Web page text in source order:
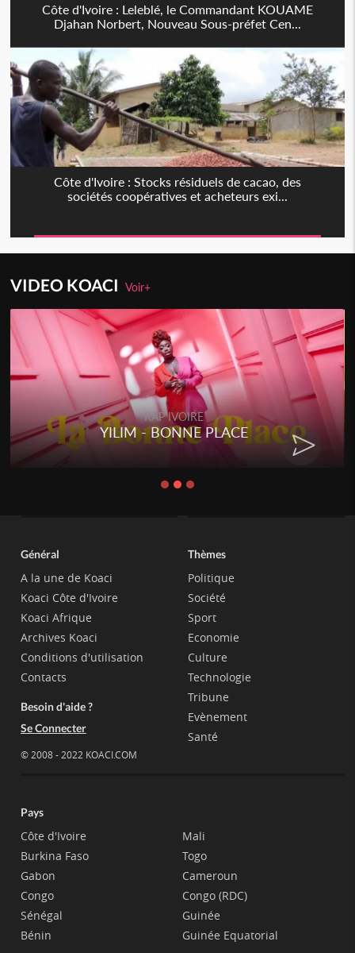
Côte d'Ivoire : Leleblé, le Commandant KOUAME
Djahan Norbert, Nouveau Sous-préfet Cen...
Côte d'Ivoire : Stocks résiduels de cacao, des
sociétés coopératives et acheteurs exi...
VIDEO KOACIVoir+
RAP IVOIRE
YILIM - BONNE PLACE
Général
A la une de Koaci
Koaci Côte d'Ivoire
Koaci Afrique
Archives Koaci
Conditions d'utilisation
Contacts
Besoin d'aide ?
Se Connecter
© 2008 - 2022 KOACI.COM
Thèmes
Politique
Société
Sport
Economie
Culture
Technologie
Tribune
Evènement
Santé
Pays
Côte d'Ivoire
Burkina Faso
Gabon
Congo
Sénégal
Bénin
Mali
Togo
Cameroun
Congo (RDC)
Guinée
Guinée Equatorial